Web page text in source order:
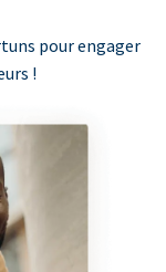
pour engager
!